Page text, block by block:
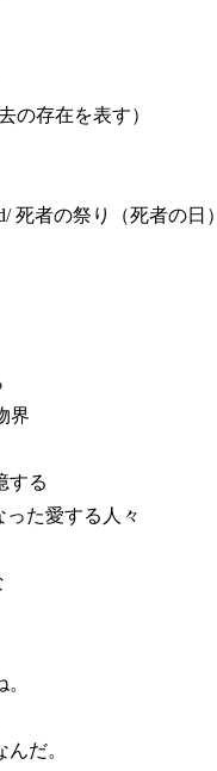
の存在を表す）
死者の祭り（死者の日）
界
する
った愛する人々
だ。